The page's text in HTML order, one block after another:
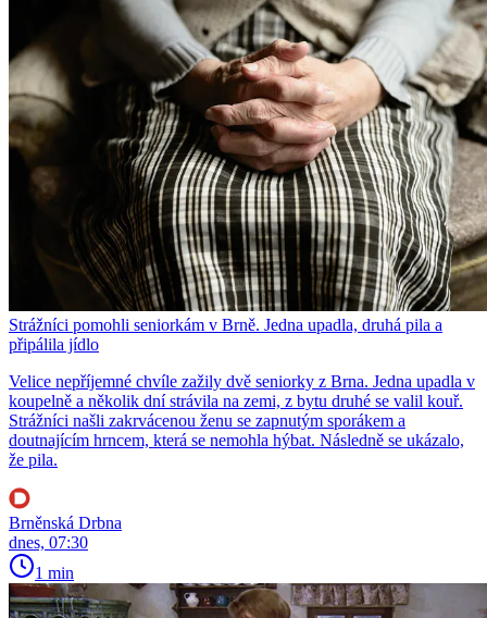
Strážníci pomohli seniorkám v Brně. Jedna upadla, druhá pila a
připálila jídlo
Velice nepříjemné chvíle zažily dvě seniorky z Brna. Jedna upadla v
koupelně a několik dní strávila na zemi, z bytu druhé se valil kouř.
Strážníci našli zakrvácenou ženu se zapnutým sporákem a
doutnajícím hrncem, která se nemohla hýbat. Následně se ukázalo,
že pila.
Brněnská Drbna
dnes, 07:30
1 min